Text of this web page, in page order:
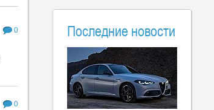
Последние новости
0
0